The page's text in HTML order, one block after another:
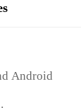
Android